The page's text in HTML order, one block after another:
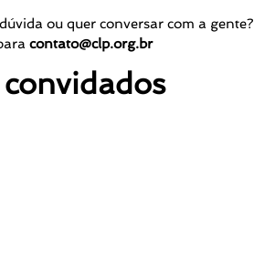
ou quer conversar com a gente?
contato@clp.org.br